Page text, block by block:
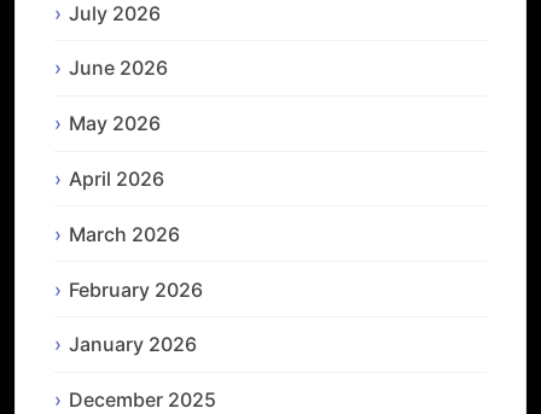
July 2026
June 2026
May 2026
April 2026
March 2026
February 2026
January 2026
December 2025